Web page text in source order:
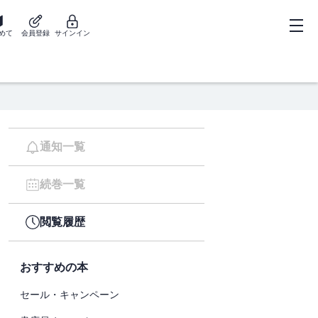
て 会員登録 サインイン
通知一覧
続巻一覧
閲覧履歴
おすすめの本
セール・キャンペーン